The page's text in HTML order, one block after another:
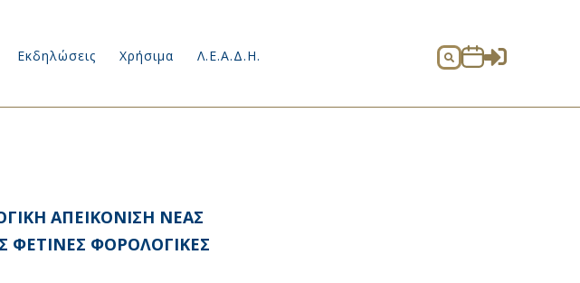
Εκδηλώσεις Χρήσιμα Λ.Ε.Α.Δ.Η.  
ΑΠΕΙΚΟΝΙΣΗ ΝΕΑΣ
ΦΕΤΙΝΕΣ ΦΟΡΟΛΟΓΙΚΕΣ